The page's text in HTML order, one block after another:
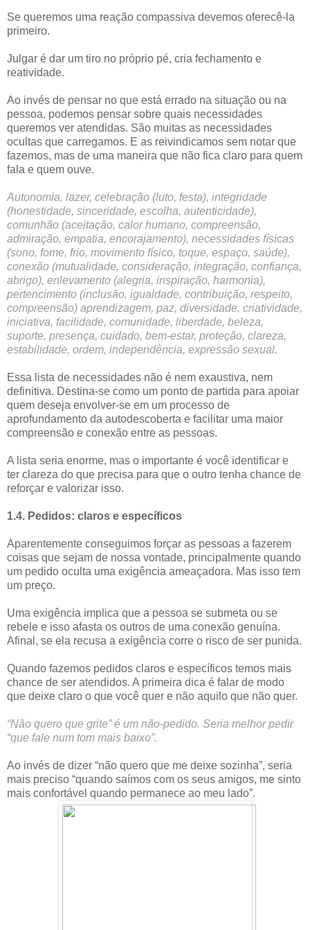
Se queremos uma reação compassiva devemos oferecê-la
primeiro.
Julgar é dar um tiro no próprio pé, cria fechamento e
reatividade.
Ao invés de pensar no que está errado na situação ou na
pessoa, podemos pensar sobre quais necessidades
queremos ver atendidas. São muitas as necessidades
ocultas que carregamos. E as reivindicamos sem notar que
fazemos, mas de uma maneira que não fica claro para quem
fala e quem ouve.
Autonomia, lazer, celebração (luto, festa), integridade
(honestidade, sinceridade, escolha, autenticidade),
comunhão (aceitação, calor humano, compreensão,
admiração, empatia, encorajamento), necessidades físicas
(sono, fome, frio, movimento físico, toque, espaço, saúde),
conexão (mutualidade, consideração, integração, confiança,
abrigo), enlevamento (alegria, inspiração, harmonia),
pertencimento (inclusão, igualdade, contribuição, respeito,
compreensão) aprendizagem, paz, diversidade, criatividade,
iniciativa, facilidade, comunidade, liberdade, beleza,
suporte, presença, cuidado, bem-estar, proteção, clareza,
estabilidade, ordem, independência, expressão sexual.
Essa lista de necessidades não é nem exaustiva, nem
definitiva. Destina-se como um ponto de partida para apoiar
quem deseja envolver-se em um processo de
aprofundamento da autodescoberta e facilitar uma maior
compreensão e conexão entre as pessoas.
A lista seria enorme, mas o importante é você identificar e
ter clareza do que precisa para que o outro tenha chance de
reforçar e valorizar isso.
1.4. Pedidos: claros e específicos
Aparentemente conseguimos forçar as pessoas a fazerem
coisas que sejam de nossa vontade, principalmente quando
um pedido oculta uma exigência ameaçadora. Mas isso tem
um preço.
Uma exigência implica que a pessoa se submeta ou se
rebele e isso afasta os outros de uma conexão genuína.
Afinal, se ela recusa a exigência corre o risco de ser punida.
Quando fazemos pedidos claros e específicos temos mais
chance de ser atendidos. A primeira dica é falar de modo
que deixe claro o que você quer e não aquilo que não quer.
“Não quero que grite” é um não-pedido. Seria melhor pedir
“que fale num tom mais baixo”.
Ao invés de dizer “não quero que me deixe sozinha”, seria
mais preciso “quando saímos com os seus amigos, me sinto
mais confortável quando permanece ao meu lado”.